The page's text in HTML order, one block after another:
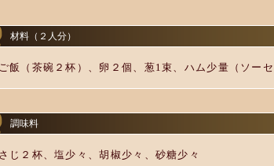
材料（２人分）
飯（茶碗２杯）、卵２個、葱1束、ハム少量（ソーセ
調味料
じ２杯、塩少々、胡椒少々、砂糖少々